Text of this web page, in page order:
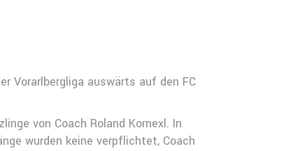
Vorarlbergliga auswärts auf den FC
von Coach Roland Kornexl. In
wurden keine verpflichtet, Coach